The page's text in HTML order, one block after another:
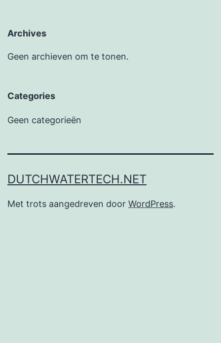
Archives
Geen archieven om te tonen.
Categories
Geen categorieën
DUTCHWATERTECH.NET
Met trots aangedreven door WordPress.